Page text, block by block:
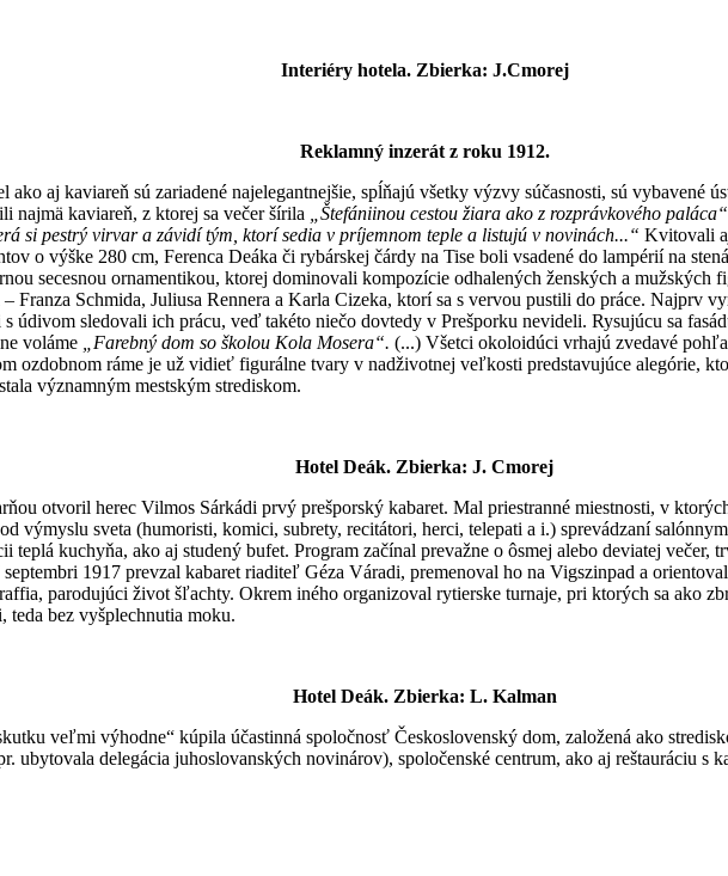
Interiéry hotela. Zbierka: J.Cmorej
Reklamný inzerát z roku 1912.
ako aj kaviareň sú zariadené najelegantnejšie, spĺňajú všetky výzvy súčasnosti, sú
kaviareň, z ktorej sa večer šírila
„Štefániinou cestou žiara ako z rozprávkového paláca“
si pestrý virvar a závidí tým, ktorí sedia v príjemnom teple a listujú v novinách...“ Kvitovali
o výške 280 cm, Ferenca Deáka či rybárskej čárdy na Tise boli vsadené do lampérií na
secesnou ornamentikou, ktorej dominovali kompozície odhalených ženských a
Franza Schmida, Juliusa Rennera a Karla Cizeka, ktorí sa s vervou pustili do práce. Najprv
sledovali ich prácu, veď takéto niečo dovtedy v Prešporku nevideli. Rysujúcu sa
voláme
„Farebný dom so školou Kola Mosera“. (...) Všetci okoloidúci vrhajú zvedavé
ozdobnom ráme je už vidieť figurálne tvary v nadživotnej veľkosti predstavujúce alegórie,
významným mestským strediskom.
Hotel Deák. Zbierka: J. Cmorej
otvoril herec Vilmos Sárkádi prvý prešporský kabaret. Mal priestranné miestnosti, v
výmyslu sveta (humoristi, komici, subrety, recitátori, herci, telepati a i.) sprevádzaní
kuchyňa, ako aj studený bufet. Program začínal prevažne o ôsmej alebo deviatej večer,
1917 prevzal kabaret riaditeľ Géza Váradi, premenoval ho na Vigszinpad a
parodujúci život šľachty. Okrem iného organizoval rytierske turnaje, pri ktorých sa
bez vyšplechnutia moku.
Hotel Deák. Zbierka: L. Kalman
veľmi výhodne“ kúpila účastinná spoločnosť Československý dom, založená ako
ubytovala delegácia juhoslovanských novinárov), spoločenské centrum, ako aj reštauráciu s